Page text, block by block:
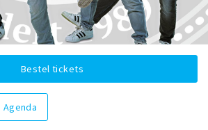
Bestel tickets
Agenda